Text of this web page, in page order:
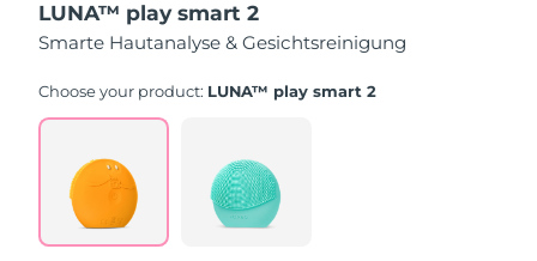
of
5
stars,
rating
Read
Reviews.
Same
page
link.
LUNA™ play smart 2
Smarte Hautanalyse & Gesichtsreinigung
Choose your product: LUNA™ play smart 2